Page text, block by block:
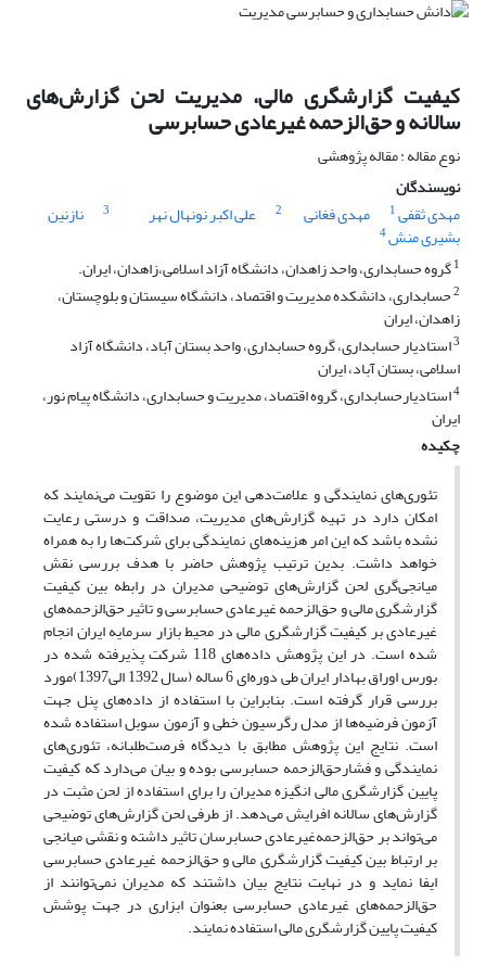
کیفیت گزارشگری مالی، مدیریت لحن گزارش‌های
سالانه و حق‌الزحمه غیرعادی حسابرسی
نوع مقاله : مقاله پژوهشی
نویسندگان
مهدی ثقفی1 مهدی فغانی 2 علی اکبر نونهال نهر 3 نازنین
بشیری منش4
1گروه حسابداری، واحد زاهدان، دانشگاه آزاد اسلامی،زاهدان، ایران.
2حسابداری، دانشکده مدیریت و اقتصاد، دانشگاه سیستان و بلوچستان،
زاهدان، ایران
3استادیار حسابداری، گروه حسابداری، واحد بستان آباد، دانشگاه آزاد
اسلامی، بستان آباد، ایران
4استادیارحسابداری، گروه اقتصاد، مدیریت و حسابداری، دانشگاه پیام نور،
ایران
چکیده
تئوری‌های نمایندگی و علامت‌دهی این موضوع را تقویت می‌نمایند که
امکان دارد در تهیه گزارش‌های مدیریت، صداقت و درستی رعایت
نشده باشد که این امر هزینه‌های نمایندگی برای شرکت‌ها را به همراه
خواهد داشت. بدین ترتیب پژوهش حاضر با هدف بررسی نقش
میانجی‌گری لحن گزارش‌های توضیحی مدیران در رابطه بین کیفیت
گزارشگری مالی و حق‌الزحمه غیرعادی حسابرسی و تاثیر حق‌الزحمه‌های
غیرعادی بر کیفیت گزارشگری مالی در محیط بازار سرمایه ایران انجام
شده است. در این پژوهش داده‌های 118 شرکت پذیرفته شده در
بورس اوراق بهادار ایران طی دوره‌ای 6 ساله (سال 1392 الی1397)مورد
بررسی قرار گرفته است. بنابراین با استفاده از داده‌های پنل جهت
آزمون فرضیه‌ها از مدل رگرسیون خطی و آزمون سوبل استفاده شده
است. نتایج این پژوهش مطابق با دیدگاه فرصت‌طلبانه، تئوری‌های
نمایندگی و فشارحق‌الزحمه حسابرسی بوده و بیان می‌دارد که کیفیت
پایین گزارشگری مالی انگیزه مدیران را برای استفاده از لحن مثبت در
گزارش‌های سالانه افرایش می‌دهد. از طرفی لحن گزارش‌های توضیحی
می‌تواند بر حق‌الزحمه‌غیرعادی حسابرسان تاثیر داشته و نقشی میانجی
بر ارتباط بین کیفیت گزارشگری مالی و حق‌الزحمه غیرعادی حسابرسی
ایفا نماید و در نهایت نتایج بیان داشتند که مدیران نمی‌توانند از
حق‌الزحمه‌های غیرعادی حسابرسی بعنوان ابزاری در جهت پوشش
کیفیت پایین گزارشگری مالی استفاده نمایند.